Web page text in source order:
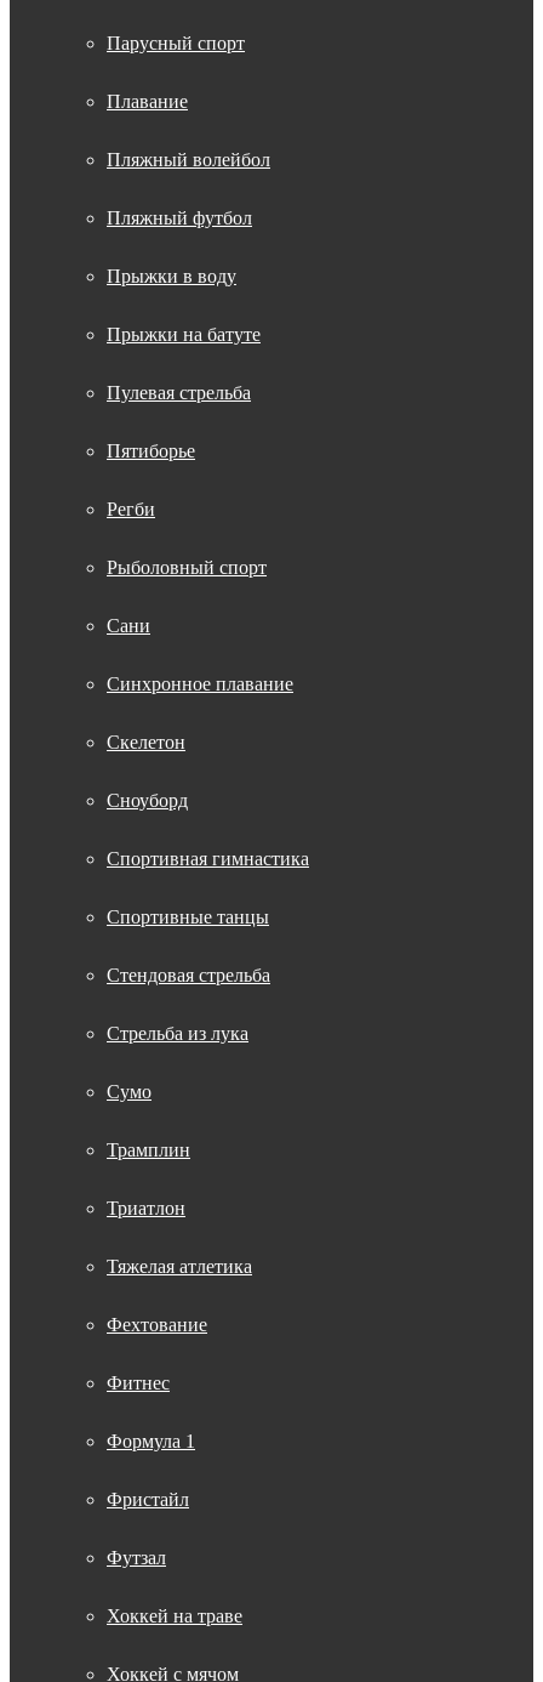
Парусный спорт
Плавание
Пляжный волейбол
Пляжный футбол
Прыжки в воду
Прыжки на батуте
Пулевая стрельба
Пятиборье
Регби
Рыболовный спорт
Сани
Синхронное плавание
Скелетон
Сноуборд
Спортивная гимнастика
Спортивные танцы
Стендовая стрельба
Стрельба из лука
Сумо
Трамплин
Триатлон
Тяжелая атлетика
Фехтование
Фитнес
Формула 1
Фристайл
Футзал
Хоккей на траве
Хоккей с мячом